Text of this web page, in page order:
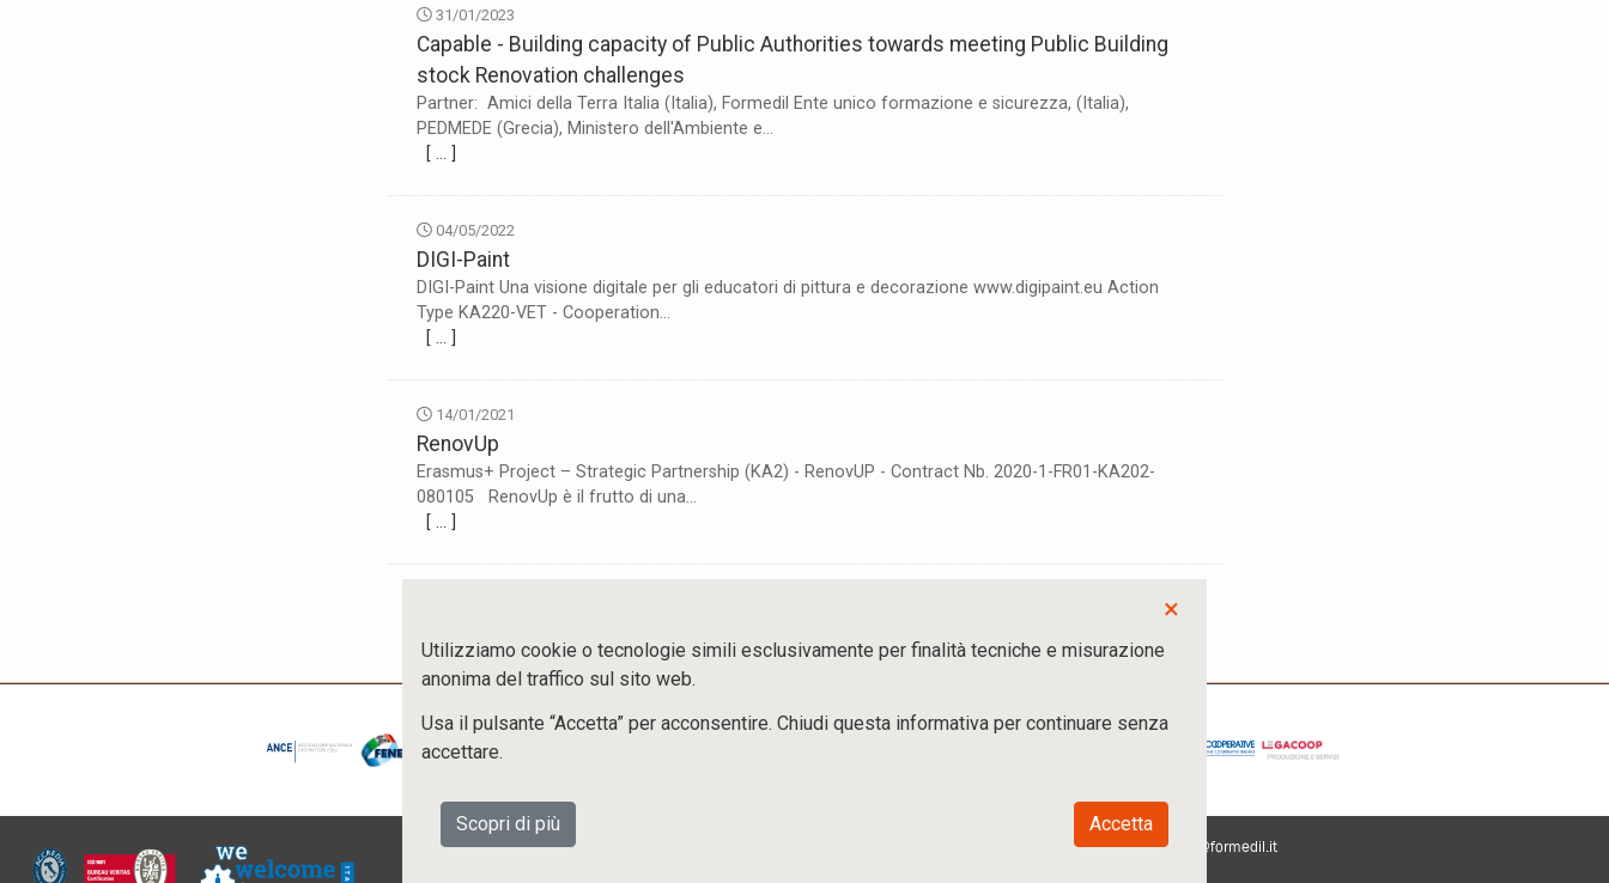
31/01/2023
Capable - Building capacity of Public Authorities towards meeting Public Building
stock Renovation challenges
Partner: Amici della Terra Italia (Italia), Formedil Ente unico formazione e sicurezza, (Italia),
PEDMEDE (Grecia), Ministero dell'Ambiente e...
[ … ]
04/05/2022
DIGI-Paint
DIGI-Paint Una visione digitale per gli educatori di pittura e decorazione www.digipaint.eu Action
Type KA220-VET - Cooperation...
[ … ]
14/01/2021
RenovUp
Erasmus+ Project – Strategic Partnership (KA2) - RenovUP - Contract Nb. 2020-1-FR01-KA202-
080105 RenovUp è il frutto di una...
[ … ]
FORMEDIL Via Guattani 24 - 00161 Roma - Tel. 06.89414102 - e-mail:formedil@formedil.it
×
Utilizziamo cookie o tecnologie simili esclusivamente per finalità tecniche e misurazione
anonima del traffico sul sito web.
Usa il pulsante “Accetta” per acconsentire. Chiudi questa informativa per continuare senza
accettare.
Scopri di più Accetta